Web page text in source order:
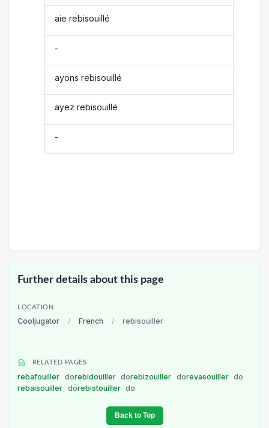
aie rebisouillé
-
ayons rebisouillé
ayez rebisouillé
-
Further details about this page
LOCATION
Cooljugator / French / rebisouiller
RELATED PAGES
rebafouiller dorebidouiller dorebizouiller dorevasouiller do
rebaisouiller dorebistouiller do
Back to Top